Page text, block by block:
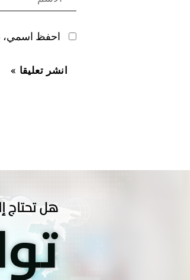
احفظ اسمي،
هل تحتاج